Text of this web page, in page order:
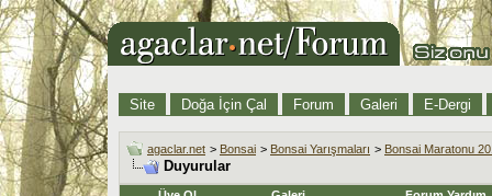
Site Doğa İçin Çal Forum Galeri E-Dergi
agaclar.net > Bonsai > Bonsai Yarışmaları > Bonsai Maratonu
Duyurular